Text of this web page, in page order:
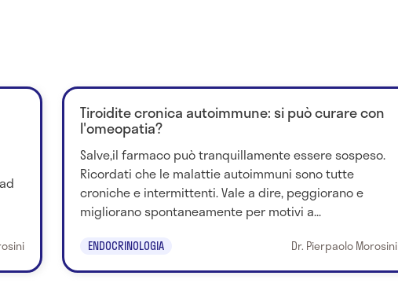
Tiroidite cronica autoimmune: si può curare con
l'omeopatia?
Salve,il farmaco può tranquillamente essere sospeso.
Ricordati che le malattie autoimmuni sono tutte
croniche e intermittenti. Vale a dire, peggiorano e
migliorano spontaneamente per motivi a...
ENDOCRINOLOGIA Dr. Pierpaolo Morosini